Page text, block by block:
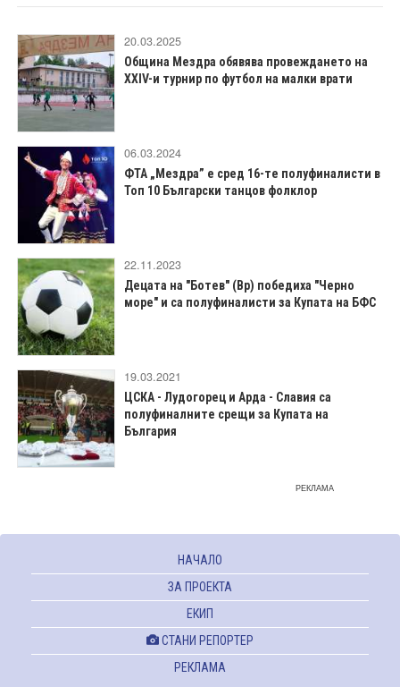
20.03.2025
Община Мездра обявява провеждането на
XXIV-и турнир по футбол на малки врати
06.03.2024
ФТА „Мездра” е сред 16-те полуфиналисти в
Топ 10 Български танцов фолклор
22.11.2023
Децата на "Ботев" (Вр) победиха "Черно
море" и са полуфиналисти за Купата на БФС
19.03.2021
ЦСКА - Лудогорец и Арда - Славия са
полуфиналните срещи за Купата на
България
РЕКЛАМА
НАЧАЛО
ЗА ПРОЕКТА
ЕКИП
СТАНИ РЕПОРТЕР
РЕКЛАМА